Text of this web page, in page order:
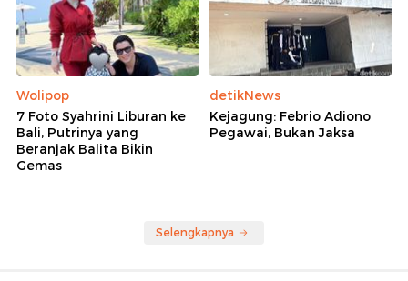
Wolipop
7 Foto Syahrini Liburan ke
Bali, Putrinya yang
Beranjak Balita Bikin
Gemas
detikNews
Kejagung: Febrio Adiono
Pegawai, Bukan Jaksa
Selengkapnya